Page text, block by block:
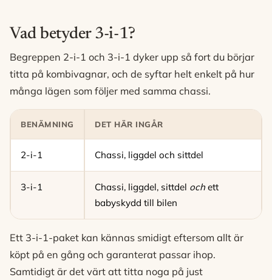
Vad betyder 3-i-1?
Begreppen 2-i-1 och 3-i-1 dyker upp så fort du börjar
titta på kombivagnar, och de syftar helt enkelt på hur
många lägen som följer med samma chassi.
BENÄMNING DET HÄR INGÅR
2-i-1 Chassi, liggdel och sittdel
3-i-1 Chassi, liggdel, sittdel och ett
babyskydd till bilen
Ett 3-i-1-paket kan kännas smidigt eftersom allt är
köpt på en gång och garanterat passar ihop.
Samtidigt är det värt att titta noga på just